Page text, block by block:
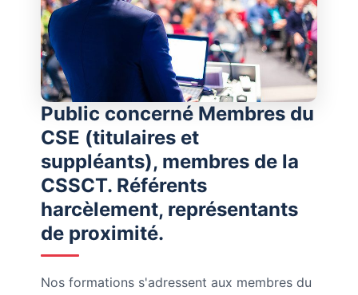
Public concerné Membres du
CSE (titulaires et
suppléants), membres de la
CSSCT. Référents
harcèlement, représentants
de proximité.
Nos formations s'adressent aux membres du